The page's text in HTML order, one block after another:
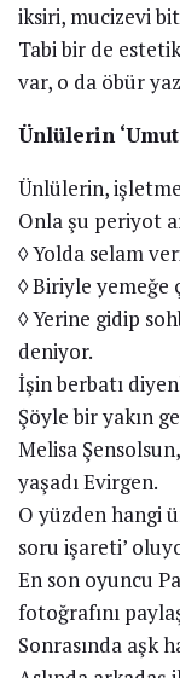
iksiri, mucizevi
Tabi bir de
var, o da öbür
Ünlülerin
Ünlülerin,
Onla şu periyot
◊ Yolda selam
◊ Biriyle yemeğe
◊ Yerine gidip
deniyor.
İşin berbatı
Şöyle bir yakın
Melisa
yaşadı Evirgen.
O yüzden hangi
soru işareti’
En son oyuncu
fotoğrafını
Sonrasında aşk